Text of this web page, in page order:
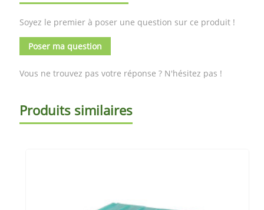
Soyez le premier à poser une question sur ce produit !
Poser ma question
Vous ne trouvez pas votre réponse ? N'hésitez pas !
Produits similaires